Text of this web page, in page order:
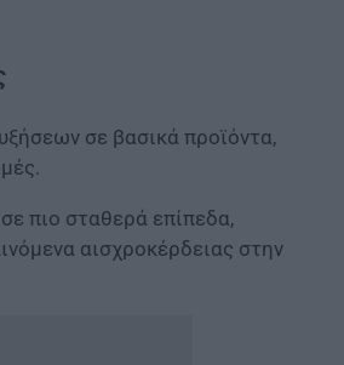
σε βασικά προϊόντα,
πιο σταθερά επίπεδα,
αισχροκέρδειας στην